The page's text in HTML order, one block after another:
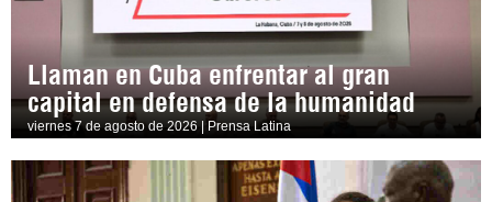
Llaman en Cuba enfrentar al gran
capital en defensa de la humanidad
viernes 7 de agosto de 2026 | Prensa Latina